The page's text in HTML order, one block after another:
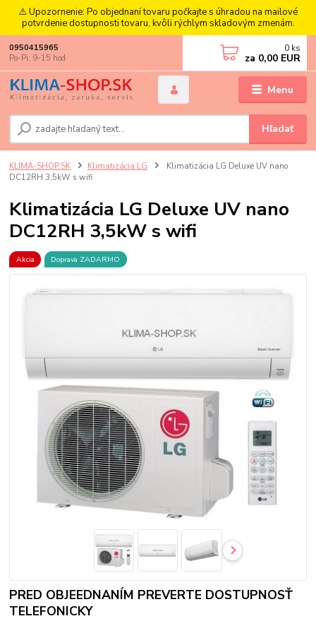
⚠️ Upozornenie: Po objednaní tovaru počkajte s úhradou na mailové
potvrdenie dostupnosti tovaru, kvôli rýchlym skladovým zmenám.
Menu
Hľadať
0950415965
Po-Pi: 9-15 hod
0 ks
za 0,00 EUR
KLIMA-SHOP.SK Klimatizácia LG
Klimatizácia LG Deluxe UV nano
DC12RH 3,5kW s wifi
Klimatizácia LG Deluxe UV nano
DC12RH 3,5kW s wifi
Akcia Doprava ZADARMO
PRED OBJEEDNANÍM PREVERTE DOSTUPNOSŤ
TELEFONICKY